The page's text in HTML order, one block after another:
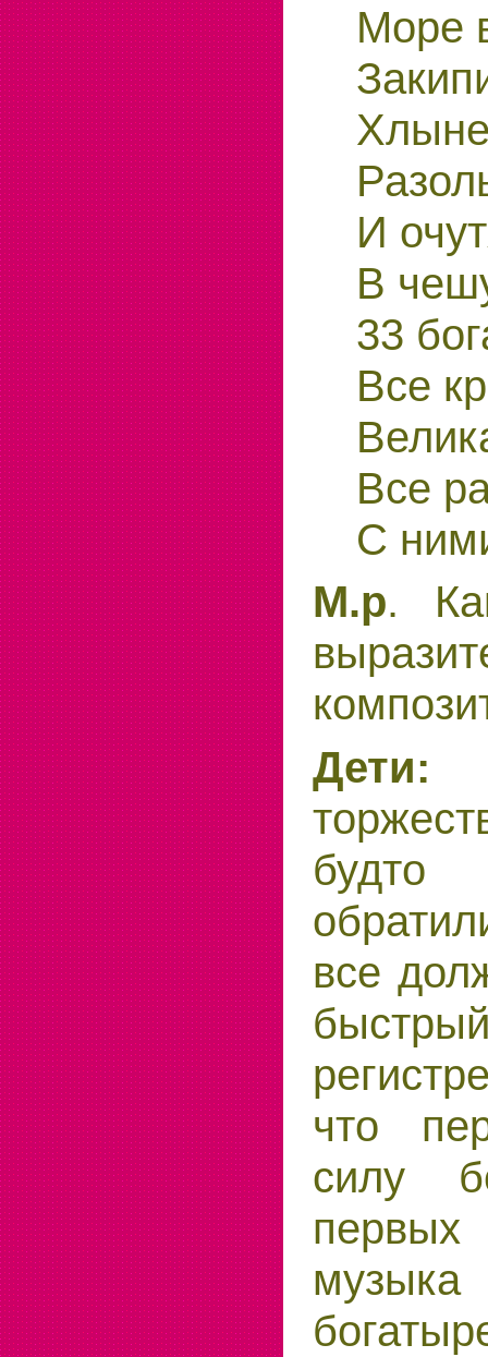
Море
И
В
33
Все
Все
С
М.р.
Дети:
будто
все
что
силу